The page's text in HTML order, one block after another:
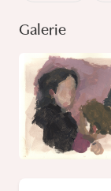
Galerie